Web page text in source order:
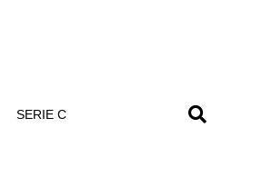
SERIE C